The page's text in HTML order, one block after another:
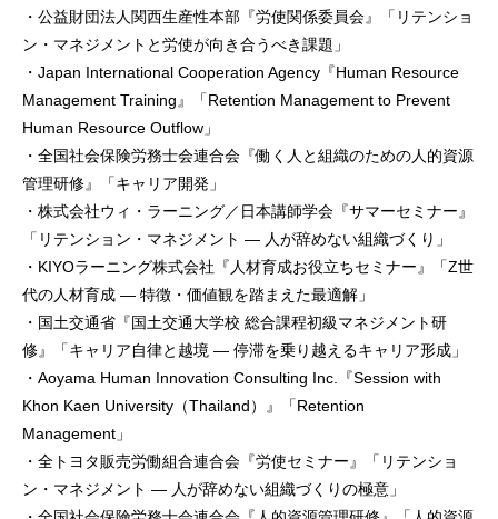
・公益財団法人関西生産性本部『労使関係委員会』「リテンショ
ン・マネジメントと労使が向き合うべき課題」
・Japan International Cooperation Agency『Human Resource
Management Training』「Retention Management to Prevent
Human Resource Outflow」
・全国社会保険労務士会連合会『働く人と組織のための人的資源
管理研修』「キャリア開発」
・株式会社ウィ・ラーニング／日本講師学会『サマーセミナー』
「リテンション・マネジメント ― 人が辞めない組織づくり」
・KIYOラーニング株式会社『人材育成お役立ちセミナー』「Z世
代の人材育成 ― 特徴・価値観を踏まえた最適解」
・国土交通省『国土交通大学校 総合課程初級マネジメント研
修』「キャリア自律と越境 ― 停滞を乗り越えるキャリア形成」
・Aoyama Human Innovation Consulting Inc.『Session with
Khon Kaen University（Thailand）』「Retention
Management」
・全トヨタ販売労働組合連合会『労使セミナー』「リテンショ
ン・マネジメント ― 人が辞めない組織づくりの極意」